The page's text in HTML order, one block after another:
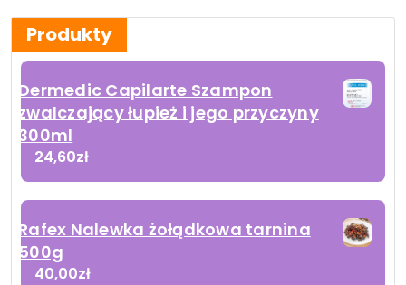
Produkty
Dermedic Capilarte Szampon
zwalczający łupież i jego przyczyny
300ml
24,60zł
Rafex Nalewka żołądkowa tarnina
500g
40,00zł